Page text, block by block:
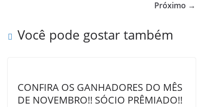
o
Próximo →
Você pode gostar também
CONFIRA OS GANHADORES DO MÊS
DE NOVEMBRO!! SÓCIO PRÊMIADO!!